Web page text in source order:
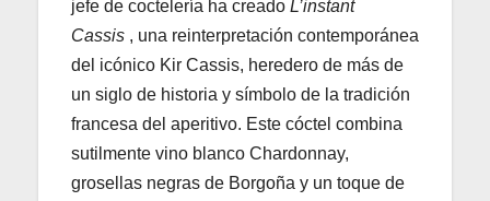
jefe de coctelería ha creado L’instant
Cassis , una reinterpretación contemporánea
del icónico Kir Cassis, heredero de más de
un siglo de historia y símbolo de la tradición
francesa del aperitivo. Este cóctel combina
sutilmente vino blanco Chardonnay,
grosellas negras de Borgoña y un toque de